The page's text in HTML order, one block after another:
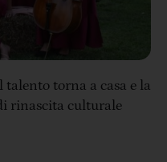
torna a casa e la
rinascita culturale